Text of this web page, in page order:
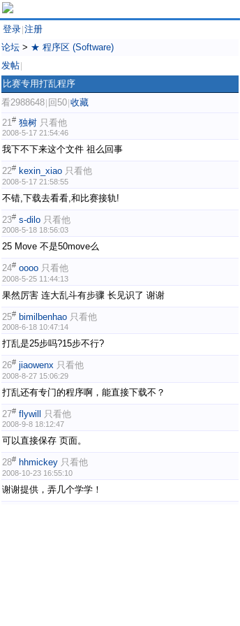
登录 注册
论坛 > ★ 程序区 (Software)
发帖
比赛专用打乱程序
看2988648 回50 收藏
21# 独树 只看他
2008-5-17 21:54:46
我下不下来这个文件 祖么回事
22# kexin_xiao 只看他
2008-5-17 21:58:55
不错,下载去看看,和比赛接轨!
23# s-dilo 只看他
2008-5-18 18:56:03
25 Move 不是50move么
24# oooo 只看他
2008-5-25 11:44:13
果然厉害 连大乱斗有步骤 长见识了 谢谢
25# bimilbenhao 只看他
2008-6-18 10:47:14
打乱是25步吗?15步不行?
26# jiaowenx 只看他
2008-8-27 15:06:29
打乱还有专门的程序啊，能直接下载不？
27# flywill 只看他
2008-9-8 18:12:47
可以直接保存 页面。
28# hhmickey 只看他
2008-10-23 16:55:10
谢谢提供，弄几个学学！